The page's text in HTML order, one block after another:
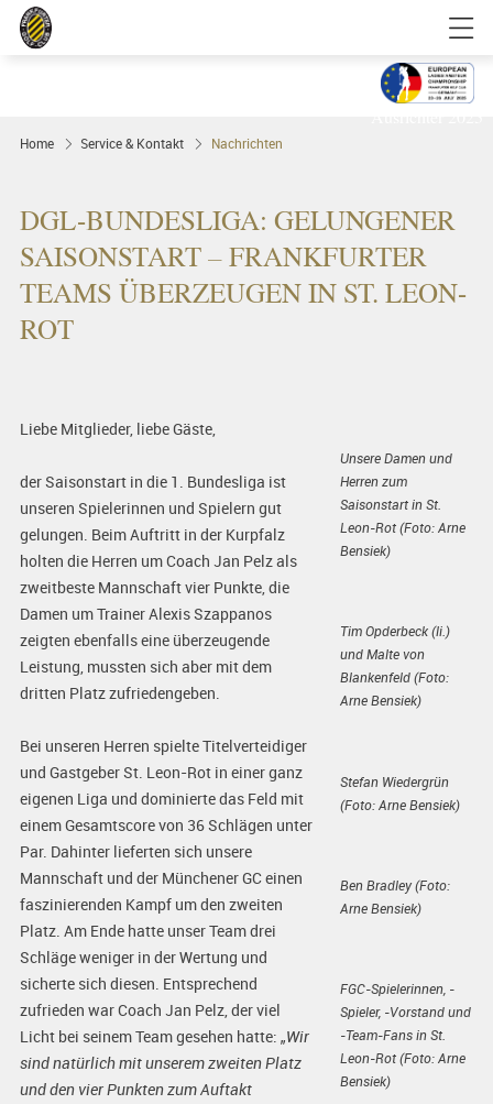
Home Service & Kontakt Nachrichten
DGL-BUNDESLIGA: GELUNGENER
SAISONSTART – FRANKFURTER
TEAMS ÜBERZEUGEN IN ST. LEON-
ROT
Liebe Mitglieder, liebe Gäste,
der Saisonstart in die 1. Bundesliga ist
unseren Spielerinnen und Spielern gut
gelungen. Beim Auftritt in der Kurpfalz
holten die Herren um Coach Jan Pelz als
zweitbeste Mannschaft vier Punkte, die
Damen um Trainer Alexis Szappanos
zeigten ebenfalls eine überzeugende
Leistung, mussten sich aber mit dem
dritten Platz zufriedengeben.
Bei unseren Herren spielte Titelverteidiger
und Gastgeber St. Leon-Rot in einer ganz
eigenen Liga und dominierte das Feld mit
einem Gesamtscore von 36 Schlägen unter
Par. Dahinter lieferten sich unsere
Mannschaft und der Münchener GC einen
faszinierenden Kampf um den zweiten
Platz. Am Ende hatte unser Team drei
Schläge weniger in der Wertung und
sicherte sich diesen. Entsprechend
zufrieden war Coach Jan Pelz, der viel
Licht bei seinem Team gesehen hatte: „Wir
sind natürlich mit unserem zweiten Platz
und den vier Punkten zum Auftakt
Unsere Damen und
Herren zum
Saisonstart in St.
Leon-Rot (Foto: Arne
Bensiek)
Tim Opderbeck (li.)
und Malte von
Blankenfeld (Foto:
Arne Bensiek)
Stefan Wiedergrün
(Foto: Arne Bensiek)
Ben Bradley (Foto:
Arne Bensiek)
FGC-Spielerinnen, -
Spieler, -Vorstand und
-Team-Fans in St.
Leon-Rot (Foto: Arne
Bensiek)